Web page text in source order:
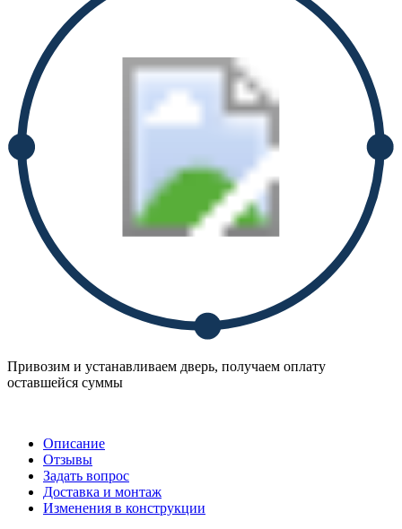
Привозим и устанавливаем дверь, получаем оплату
оставшейся суммы
Описание
Отзывы
Задать вопрос
Доставка и монтаж
Изменения в конструкции